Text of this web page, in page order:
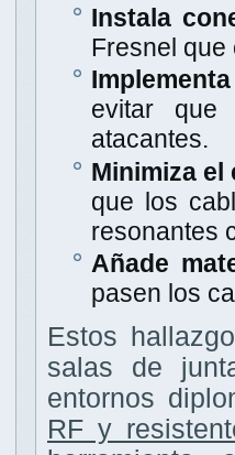
Instala
Fresnel que
evitar que
atacantes.
Minimiza el
que los
resonantes
Añade
pasen los
Estos
salas de
entornos
RF y